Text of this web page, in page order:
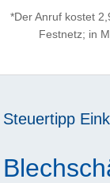
*Der Anruf kostet
Festnetz; in
Steuertipp